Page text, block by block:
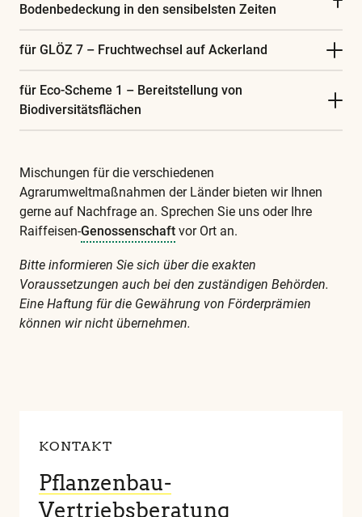
Bodenbedeckung in den sensibelsten Zeiten
für GLÖZ 7 – Fruchtwechsel auf Ackerland
für Eco-Scheme 1 – Bereitstellung von
Biodiversitätsflächen
Mischungen für die verschiedenen
Agrarumweltmaßnahmen der Länder bieten wir Ihnen
gerne auf Nachfrage an. Sprechen Sie uns oder Ihre
Raiffeisen-Genossenschaft vor Ort an.
Bitte informieren Sie sich über die exakten
Voraussetzungen auch bei den zuständigen Behörden.
Eine Haftung für die Gewährung von Förderprämien
können wir nicht übernehmen.
Begriffe
finden
KONTAKT
Pflanzenbau-
Vertriebsberatung